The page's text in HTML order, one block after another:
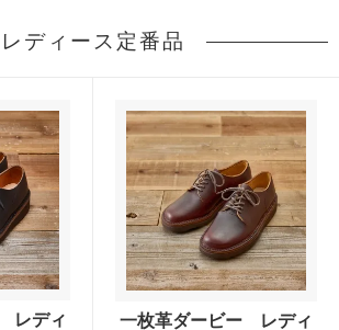
レディース定番品
レディ
一枚革ダービー レディ